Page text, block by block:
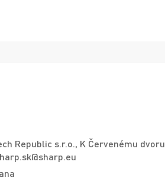
Republic s.r.o., K Červenému dvoru